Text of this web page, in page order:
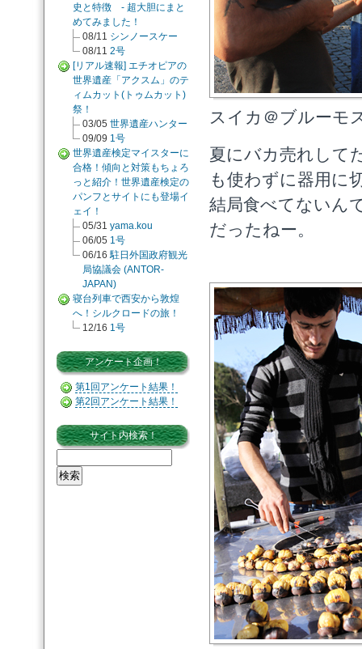
史と特徴 - 超大胆にまと
めてみました！
08/11 シンノースケー
08/11 2号
[リアル速報] エチオピアの
世界遺産「アクスム」のテ
ィムカット(トゥムカット)
祭！
03/05 世界遺産ハンター
09/09 1号
世界遺産検定マイスターに
合格！傾向と対策もちょろ
っと紹介！世界遺産検定の
パンフとサイトにも登場イ
ェイ！
05/31 yama.kou
06/05 1号
06/16 駐日外国政府観光
局協議会 (ANTOR-
JAPAN)
寝台列車で西安から敦煌
へ！シルクロードの旅！
12/16 1号
アンケート企画！
第1回アンケート結果！
第2回アンケート結果！
サイト内検索！
スイカ＠ブルーモ
夏にバカ売れして
も使わずに器用に
結局食べてないん
だったねー。